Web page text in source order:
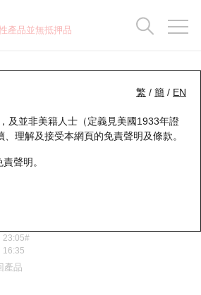
產品並無抵押品
繁 / 簡 / EN
及並非美籍人士（定義見美國1933年證
、理解及接受本網頁的免責聲明及條款。
聲明。
圖
圖表方式展示牛熊證分佈情況的工具。投
晰看到不同價位的牛熊證持倉情況，並根
23:05#
16:35
產品